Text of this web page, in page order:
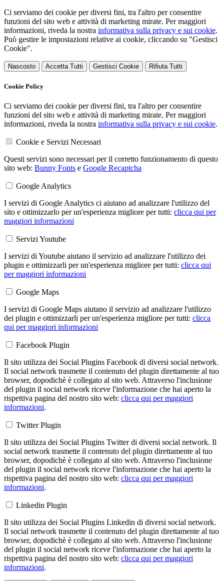
Ci serviamo dei cookie per diversi fini, tra l'altro per consentire
funzioni del sito web e attività di marketing mirate. Per maggiori
informazioni, riveda la nostra informativa sulla privacy e sui cookie.
Può gestire le impostazioni relative ai cookie, cliccando su "Gestisci
Cookie".
Nascosto Accetta Tutti Gestisci Cookie Rifiuta Tutti
Cookie Policy
Ci serviamo dei cookie per diversi fini, tra l'altro per consentire
funzioni del sito web e attività di marketing mirate. Per maggiori
informazioni, riveda la nostra informativa sulla privacy e sui cookie.
Cookie e Servizi Necessari
Questi servizi sono necessari per il corretto funzionamento di questo
sito web: Bunny Fonts e Google Recaptcha
Google Analytics
I servizi di Google Analytics ci aiutano ad analizzare l'utilizzo del
sito e ottimizzarlo per un'esperienza migliore per tutti: clicca qui per
maggiori informazioni
Servizi Youtube
I servizi di Youtube aiutano il servizio ad analizzare l'utilizzo dei
plugin e ottimizzarli per un'esperienza migliore per tutti: clicca qui
per maggiori informazioni
Google Maps
I servizi di Google Maps aiutano il servizio ad analizzare l'utilizzo
dei plugin e ottimizzarli per un'esperienza migliore per tutti: clicca
qui per maggiori informazioni
Facebook Plugin
Il sito utilizza dei Social Plugins Facebook di diversi social network.
Il social network trasmette il contenuto del plugin direttamente al tuo
browser, dopodichè è collegato al sito web. Attraverso l'inclusione
del plugin il social network riceve l'informazione che hai aperto la
rispettiva pagina del nostro sito web: clicca qui per maggiori
informazioni.
Twitter Plugin
Il sito utilizza dei Social Plugins Twitter di diversi social network. Il
social network trasmette il contenuto del plugin direttamente al tuo
browser, dopodichè è collegato al sito web. Attraverso l'inclusione
del plugin il social network riceve l'informazione che hai aperto la
rispettiva pagina del nostro sito web: clicca qui per maggiori
informazioni.
Linkedin Plugin
Il sito utilizza dei Social Plugins Linkedin di diversi social network.
Il social network trasmette il contenuto del plugin direttamente al tuo
browser, dopodichè è collegato al sito web. Attraverso l'inclusione
del plugin il social network riceve l'informazione che hai aperto la
rispettiva pagina del nostro sito web: clicca qui per maggiori
informazioni.